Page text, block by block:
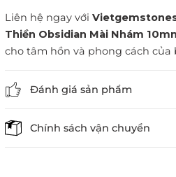
Liên hệ ngay với
Thiền Obsidian Mài Nhám
cho tâm hồn và phong cách của
Đánh giá sản phẩm
Chính sách vận chuyển